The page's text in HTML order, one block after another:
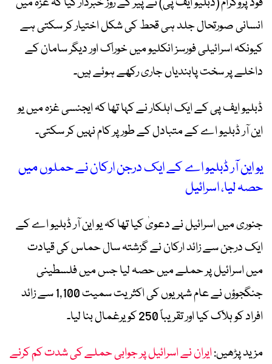
انسانی صورتحال جلد ہی قحط کی شکل اختیار کر سکتی ہے
کیونکہ اسرائیلی فورسز انکلیو میں خوراک اور دیگر سامان کے
داخلے پر سخت پابندیاں جاری رکھے ہوئے ہیں۔
ڈبلیو ایف پی کے ایک اہلکار نے کہا تھا کہ ایجنسی غزہ میں یو
این آر ڈبلیو اے کے متبادل کے طور پر کام نہیں کر سکتی۔
یو این آر ڈبلیو اے کے ایک درجن ارکان نے حملوں میں
حصہ لیا، اسرائیل
جنوری میں اسرائیل نے دعویٰ کیا تھا کہ یو این آر ڈبلیو اے کے
ایک درجن سے زائد ارکان نے گزشتہ سال حماس کی قیادت
میں اسرائیل پر حملے میں حصہ لیا جس میں فلسطینی
جنگجوؤں نے عام شہریوں کی اکثریت سمیت 1,100 سے زائد
افراد کو ہلاک کیا اور تقریباً 250 کو یرغمال بنا لیا۔
مزید پڑھیں:ایران نے اسرائیل پر جوابی حملے کی شدت کم کرنے